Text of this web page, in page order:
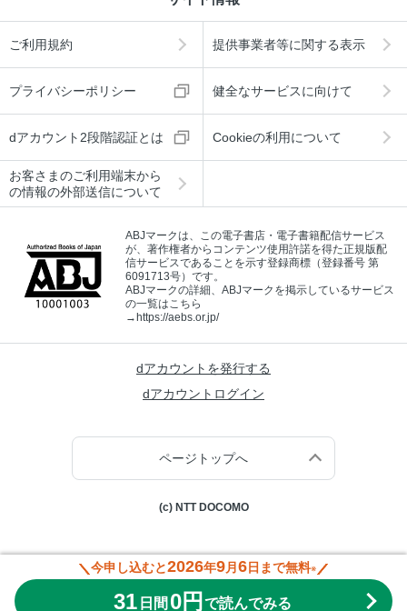
ご利用規約 提供事業者等に関する表示
プライバシーポリシー 健全なサービスに向けて
dアカウント2段階認証とは Cookieの利用について
お客さまのご利用端末から
の情報の外部送信について
ABJマークは、この電子書店・電子書籍配信サービス
が、著作権者からコンテンツ使用許諾を得た正規版配
信サービスであることを示す登録商標（登録番号 第
6091713号）です。
ABJマークの詳細、ABJマークを掲示しているサービス
の一覧はこちら
→https://aebs.or.jp/
dアカウントを発行する
dアカウントログイン
ページトップへ
(c) NTT DOCOMO
今申し込むと2026年9月 6日まで無料※
31 日間 0円 で読んでみる